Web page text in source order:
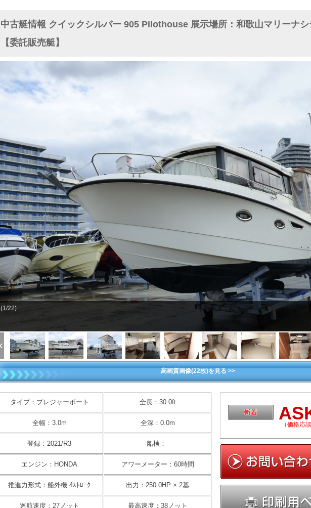
中古艇情報 クイックシルバー 905 Pilothouse 展示場所：和歌山マリーナ
【委託販売艇】
(1/22)
高画質画像(22枚)を見る >>
タイプ：プレジャーボート 全長：30.0ft
全幅：3.0m 全深：0.0m
登録：2021/R3 船検：-
エンジン：HONDA アワーメーター：60時間
推進力形式：船外機 4ｽﾄﾛｰｸ 出力：250.0HP × 2基
巡航速度：27ノット 最高速度：38ノット
（価格応